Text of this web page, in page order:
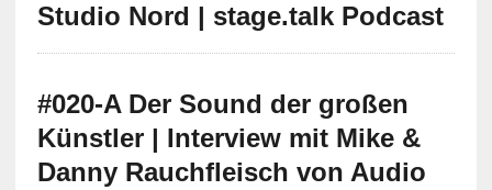
Studio Nord | stage.talk Podcast
#020-A Der Sound der großen
Künstler | Interview mit Mike &
Danny Rauchfleisch von Audio